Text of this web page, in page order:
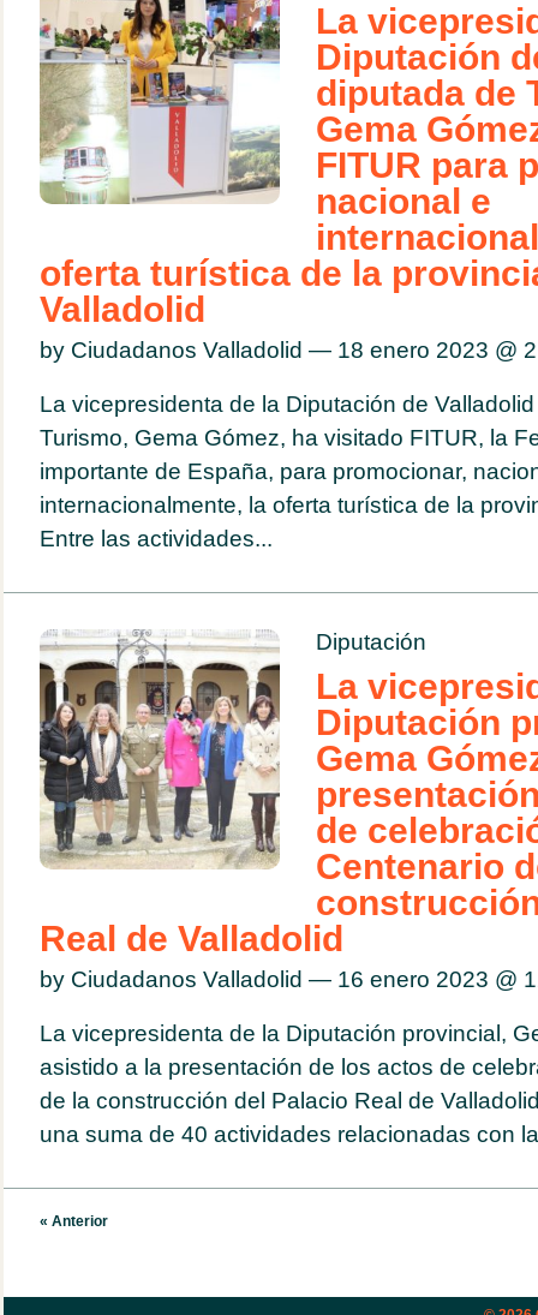
La
Diputación
diputada de
Gema
FITUR para
nacional e
oferta turística de la
Valladolid
by Ciudadanos Valladolid — 18 enero 2023 @
La vicepresidenta de la Diputación de
Turismo, Gema Gómez, ha visitado FITUR, la
importante de España, para promocionar,
internacionalmente, la oferta turística de la
Entre las actividades...
Diputación
La
Diputación
Gema
de
Centenario
Real de Valladolid
by Ciudadanos Valladolid — 16 enero 2023 @
La vicepresidenta de la Diputación provincial,
asistido a la presentación de los actos de
de la construcción del Palacio Real de
una suma de 40 actividades relacionadas con
« Anterior